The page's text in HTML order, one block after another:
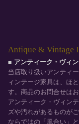
Antique & Vintage
■ アンティーク・ヴィ
当店取り扱いアンティ
ィンテージ家具は、ほ
す。商品のお問合せは
アンティーク・ヴィン
ズや汚れがあるものが
ならではの「風合い」